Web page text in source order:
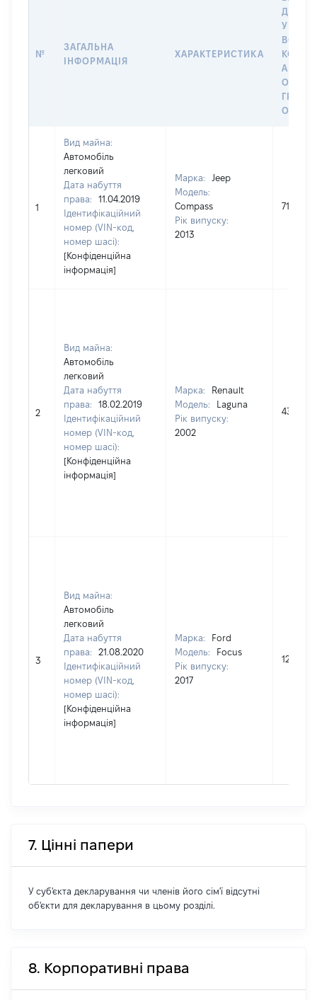
№
ЗАГАЛЬНА
ІНФОРМАЦІЯ
ХАРАКТЕРИСТИКА
ДАТУ
У
АБО
1
Вид майна:
Автомобіль
легковий
Дата набуття
права:
11.04.2019
Ідентифікаційний
номер (VIN-код,
номер шасі):
[Конфіденційна
інформація]
Марка:
Jeep
Модель:
Compass
Рік випуску:
2013
71468
2
Вид майна:
Автомобіль
легковий
Дата набуття
права:
18.02.2019
Ідентифікаційний
номер (VIN-код,
номер шасі):
[Конфіденційна
інформація]
Марка:
Renault
Модель:
Laguna
Рік випуску:
2002
43405
3
Вид майна:
Автомобіль
легковий
Дата набуття
права:
21.08.2020
Ідентифікаційний
номер (VIN-код,
номер шасі):
[Конфіденційна
інформація]
Марка:
Ford
Модель:
Focus
Рік випуску:
2017
126167
7. Цінні папери
У суб'єкта декларування чи членів його сім'ї відсутні
об'єкти для декларування в цьому розділі.
8. Корпоративні права